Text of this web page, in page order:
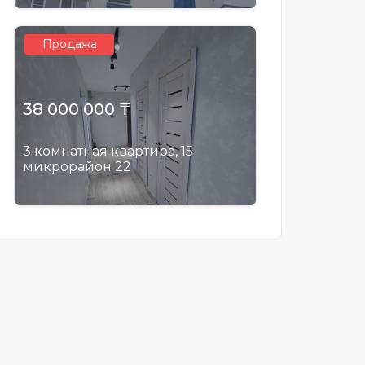
Продажа
38 000 000 ₸
3 комнатная квартира, 15
микрорайон 22